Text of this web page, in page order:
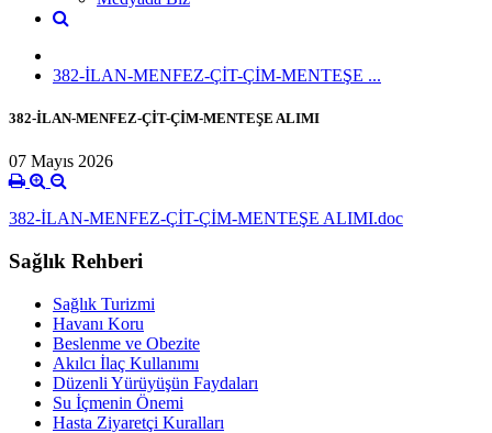
382-İLAN-MENFEZ-ÇİT-ÇİM-MENTEŞE ...
382-İLAN-MENFEZ-ÇİT-ÇİM-MENTEŞE ALIMI
07 Mayıs 2026
382-İLAN-MENFEZ-ÇİT-ÇİM-MENTEŞE ALIMI.doc
Sağlık Rehberi
Sağlık Turizmi
Havanı Koru
Beslenme ve Obezite
Akılcı İlaç Kullanımı
Düzenli Yürüyüşün Faydaları
Su İçmenin Önemi
Hasta Ziyaretçi Kuralları